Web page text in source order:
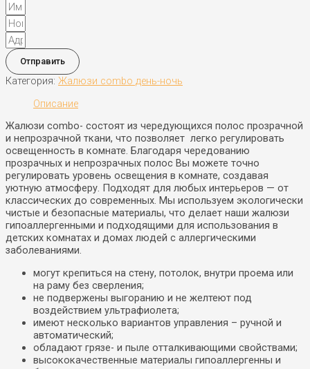
Отправить
Категория: Жалюзи combo день-ночь
Описание
Жалюзи combo- состоят из чередующихся полос прозрачной
и непрозрачной ткани, что позволяет легко регулировать
освещенность в комнате. Благодаря чередованию
прозрачных и непрозрачных полос Вы можете точно
регулировать уровень освещения в комнате, создавая
уютную атмосферу. Подходят для любых интерьеров — от
классических до современных. Мы используем экологически
чистые и безопасные материалы, что делает наши жалюзи
гипоаллергенными и подходящими для использования в
детских комнатах и домах людей с аллергическими
заболеваниями.
могут крепиться на стену, потолок, внутри проема или
на раму без сверления;
не подвержены выгоранию и не желтеют под
воздействием ультрафиолета;
имеют несколько вариантов управления – ручной и
автоматический;
обладают грязе- и пыле отталкивающими свойствами;
высококачественные материалы гипоаллергенны и